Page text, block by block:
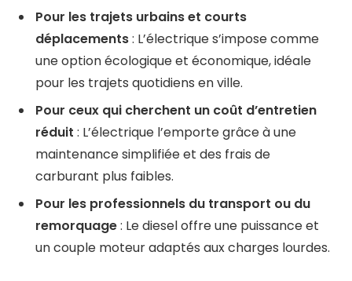
Pour les trajets urbains et courts
déplacements: L’électrique s’impose comme
une option écologique et économique, idéale
pour les trajets quotidiens en ville.
Pour ceux qui cherchent un coût d’entretien
réduit : L’électrique l’emporte grâce à une
maintenance simplifiée et des frais de
carburant plus faibles.
Pour les professionnels du transport ou du
remorquage: Le diesel offre une puissance et
un couple moteur adaptés aux charges lourdes.